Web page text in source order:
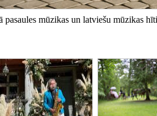
pasaules mūzikas un latviešu mūzikas